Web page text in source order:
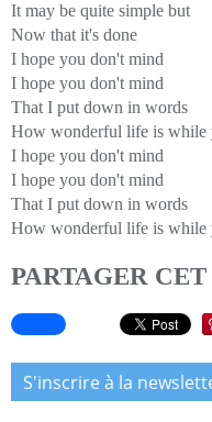
It may be quite simple but
Now that it's done
I hope you don't mind
I hope you don't mind
That I put down in words
How wonderful life is while
I hope you don't mind
I hope you don't mind
That I put down in words
How wonderful life is while
PARTAGER
S'inscrire à la